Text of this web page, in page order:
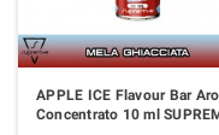
APPLE ICE Flavour Bar
Concentrato 10 ml